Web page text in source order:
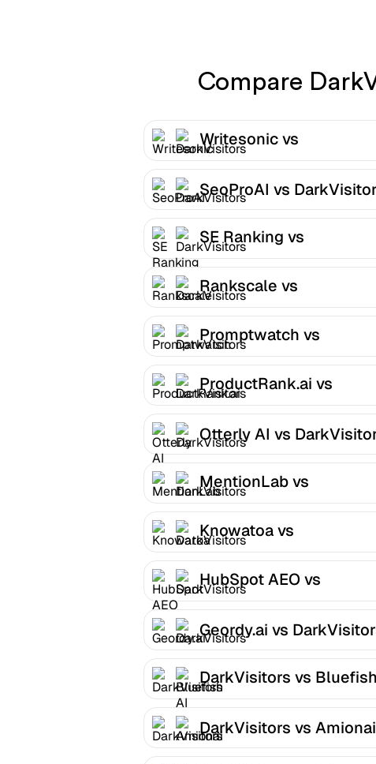
Compare
Writesonic vs
DarkVisitors
SeoProAI vs
SE Ranking vs
DarkVisitors
Rankscale vs
DarkVisitors
Promptwatch vs
DarkVisitors
ProductRank.ai vs
DarkVisitors
Otterly AI vs
MentionLab vs
DarkVisitors
Knowatoa vs
DarkVisitors
HubSpot AEO vs
DarkVisitors
Geordy.ai vs
DarkVisitors vs Bluefish
AI
DarkVisitors vs Amionai